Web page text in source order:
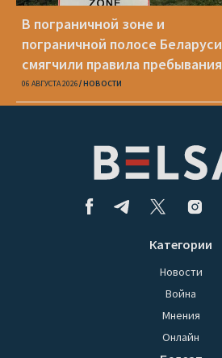
В пограничной зоне и
пограничной полосе Беларуси
смягчили правила пребывания
06 АВГУСТА 2026 НОВОСТИ
Категории
Новости
Война
Мнения
Онлайн